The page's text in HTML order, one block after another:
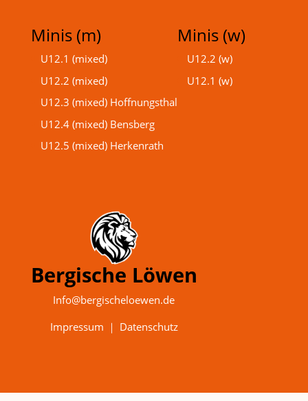
Minis (m)
U12.1 (mixed)
U12.2 (mixed)
U12.3 (mixed) Hoffnungsthal
U12.4 (mixed) Bensberg
U12.5 (mixed) Herkenrath
Minis (w)
U12.2 (w)
U12.1 (w)
Bergische Löwen
Info@bergischeloewen.de
Impressum ｜ Datenschutz